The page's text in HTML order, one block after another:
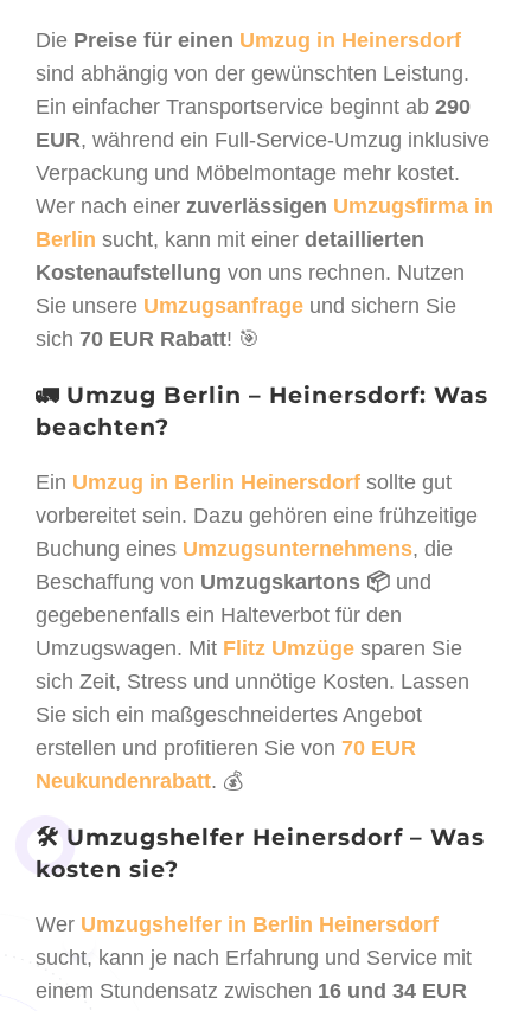
Die Preise für einen Umzug in Heinersdorf
sind abhängig von der gewünschten Leistung.
Ein einfacher Transportservice beginnt ab 290
EUR, während ein Full-Service-Umzug inklusive
Verpackung und Möbelmontage mehr kostet.
Wer nach einer zuverlässigen Umzugsfirma in
Berlin sucht, kann mit einer detaillierten
Kostenaufstellung von uns rechnen. Nutzen
Sie unsere Umzugsanfrage und sichern Sie
sich 70 EUR Rabatt! 🎯
🚛 Umzug Berlin – Heinersdorf: Was
beachten?
Ein Umzug in Berlin Heinersdorf sollte gut
vorbereitet sein. Dazu gehören eine frühzeitige
Buchung eines Umzugsunternehmens, die
Beschaffung von Umzugskartons 📦 und
gegebenenfalls ein Halteverbot für den
Umzugswagen. Mit Flitz Umzüge sparen Sie
sich Zeit, Stress und unnötige Kosten. Lassen
Sie sich ein maßgeschneidertes Angebot
erstellen und profitieren Sie von 70 EUR
Neukundenrabatt. 💰
🛠️ Umzugshelfer Heinersdorf – Was
kosten sie?
Wer Umzugshelfer in Berlin Heinersdorf
sucht, kann je nach Erfahrung und Service mit
einem Stundensatz zwischen 16 und 34 EUR